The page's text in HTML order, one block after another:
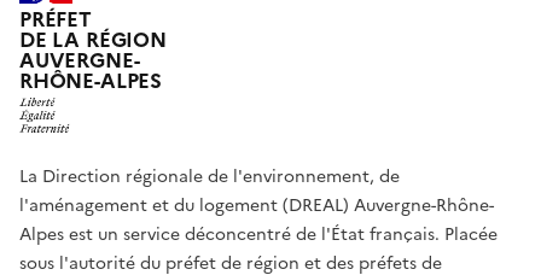
PRÉFET
DE LA RÉGION
AUVERGNE-
RHÔNE-ALPES
La Direction régionale de l'environnement, de
l'aménagement et du logement (DREAL) Auvergne-Rhône-
Alpes est un service déconcentré de l'État français. Placée
sous l'autorité du préfet de région et des préfets de